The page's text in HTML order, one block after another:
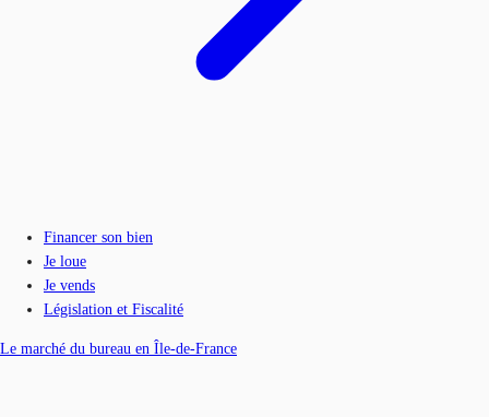
Financer son bien
Je loue
Je vends
Législation et Fiscalité
Le marché du bureau en Île-de-France